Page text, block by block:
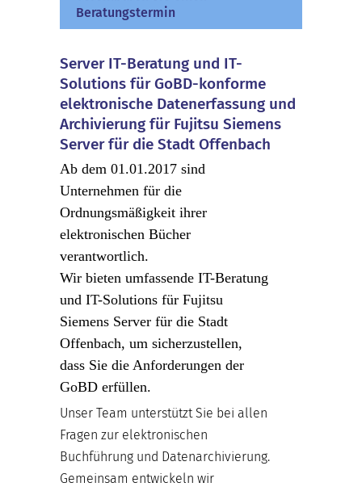
Beratungstermin
Server IT-Beratung und IT-
Solutions für GoBD-konforme
elektronische Datenerfassung und
Archivierung für Fujitsu Siemens
Server für die Stadt Offenbach
Ab dem 01.01.2017 sind
Unternehmen für die
Ordnungsmäßigkeit ihrer
elektronischen Bücher
verantwortlich.
Wir bieten umfassende IT-Beratung
und IT-Solutions für Fujitsu
Siemens Server für die Stadt
Offenbach, um sicherzustellen,
dass Sie die Anforderungen der
GoBD erfüllen.
Unser Team unterstützt Sie bei allen
Fragen zur elektronischen
Buchführung und Datenarchivierung.
Gemeinsam entwickeln wir